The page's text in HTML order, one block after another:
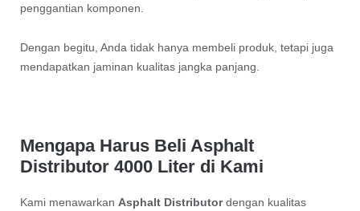
penggantian komponen.
Dengan begitu, Anda tidak hanya membeli produk, tetapi juga
mendapatkan jaminan kualitas jangka panjang.
Mengapa Harus Beli Asphalt
Distributor 4000 Liter di Kami
Kami menawarkan Asphalt Distributordengan kualitas